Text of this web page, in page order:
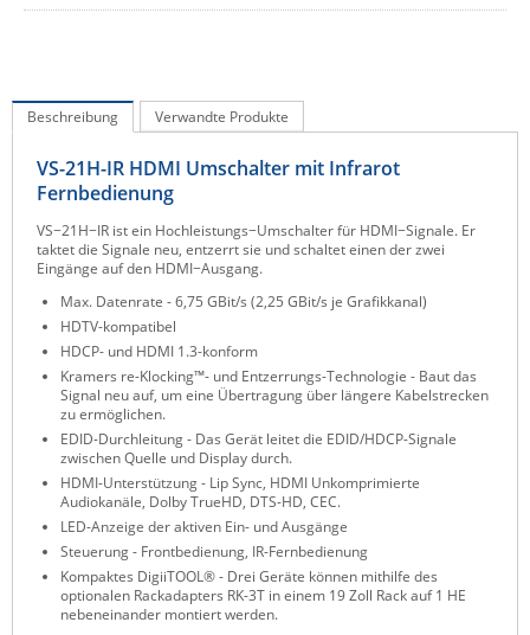
Kerlink
KVM TEC
LigoWave
Milesight
Moxa
Netio
Panorama Antennas
PatchSee
Power Kingdom
Poynting
Raritan
Riello UPS
Beschreibung Verwandte Produkte
VS-21H-IR HDMI Umschalter mit Infrarot
Fernbedienung
VS−21H−IR ist ein Hochleistungs−Umschalter für HDMI−Signale. Er
taktet die Signale neu, entzerrt sie und schaltet einen der zwei
Eingänge auf den HDMI−Ausgang.
Max. Datenrate - 6,75 GBit/s (2,25 GBit/s je Grafikkanal)
HDTV-kompatibel
HDCP- und HDMI 1.3-konform
Kramers re-Klocking™- und Entzerrungs-Technologie - Baut das
Signal neu auf, um eine Übertragung über längere Kabelstrecken
zu ermöglichen.
EDID-Durchleitung - Das Gerät leitet die EDID/HDCP-Signale
zwischen Quelle und Display durch.
HDMI-Unterstützung - Lip Sync, HDMI Unkomprimierte
Audiokanäle, Dolby TrueHD, DTS-HD, CEC.
LED-Anzeige der aktiven Ein- und Ausgänge
Steuerung - Frontbedienung, IR-Fernbedienung
Kompaktes DigiiTOOL® - Drei Geräte können mithilfe des
optionalen Rackadapters RK-3T in einem 19 Zoll Rack auf 1 HE
nebeneinander montiert werden.